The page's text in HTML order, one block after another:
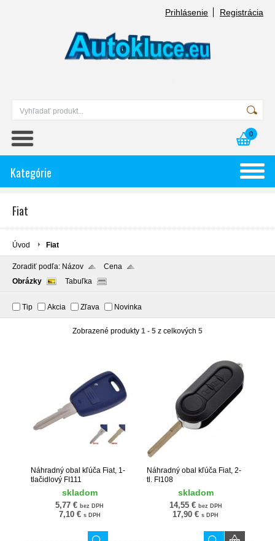
Prihlásenie Registrácia
0
Kategórie
Fiat
Úvod Fiat
Zoradiť podľa: Názov
Cena
Obrázky
Tabuľka
Tip Akcia Zľava Novinka
Zobrazené produkty 1 - 5 z celkových 5
Náhradný obal kľúča Fiat, 1-
tlačidlový FI111
skladom
5,77 € bez DPH
7,10 € s DPH
Náhradný obal kľúča Fiat, 2-
tl. FI108
skladom
14,55 € bez DPH
17,90 € s DPH